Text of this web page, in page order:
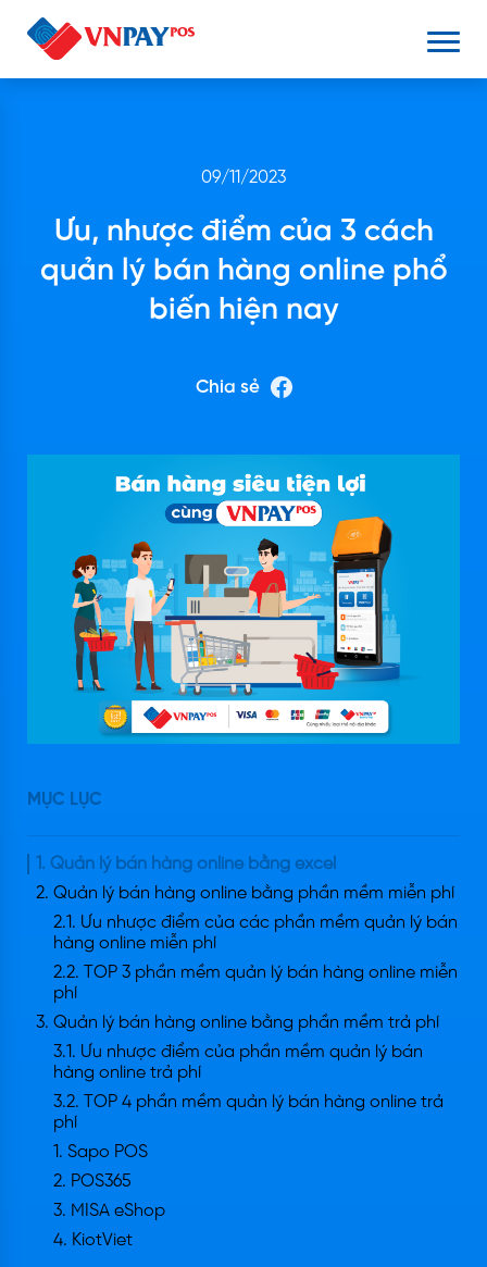
09/11/2023
Ưu, nhược điểm của 3 cách
quản lý bán hàng online phổ
biến hiện nay
Chia sẻ
MỤC LỤC
1. Quản lý bán hàng online bằng excel
2. Quản lý bán hàng online bằng phần mềm miễn phí
2.1. Ưu nhược điểm của các phần mềm quản lý bán
hàng online miễn phí
2.2. TOP 3 phần mềm quản lý bán hàng online miễn
phí
3. Quản lý bán hàng online bằng phần mềm trả phí
3.1. Ưu nhược điểm của phần mềm quản lý bán
hàng online trả phí
3.2. TOP 4 phần mềm quản lý bán hàng online trả
phí
1. Sapo POS
2. POS365
3. MISA eShop
4. KiotViet